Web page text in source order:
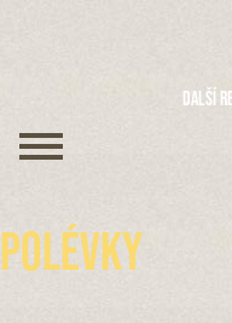
Další
Polévky